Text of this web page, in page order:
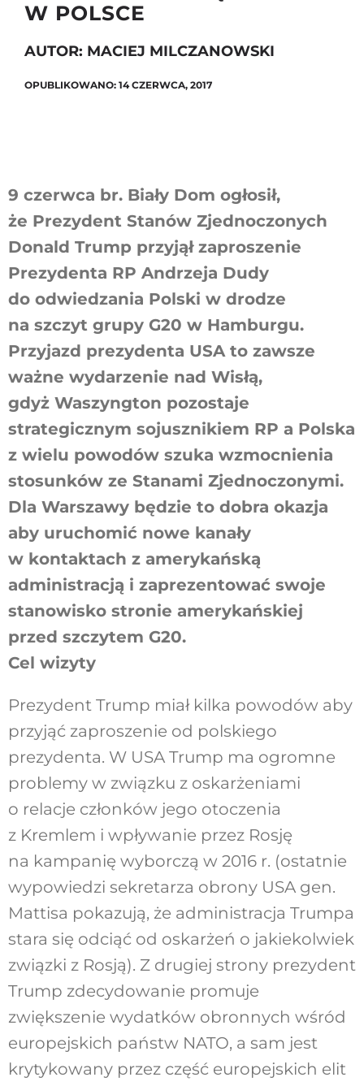
W POLSCE
AUTOR: MACIEJ MILCZANOWSKI
OPUBLIKOWANO: 14 CZERWCA, 2017
9 czerwca br. Biały Dom ogłosił,
że Prezydent Stanów Zjednoczonych
Donald Trump przyjął zaproszenie
Prezydenta RP Andrzeja Dudy
do odwiedzania Polski w drodze
na szczyt grupy G20 w Hamburgu.
Przyjazd prezydenta USA to zawsze
ważne wydarzenie nad Wisłą,
gdyż Waszyngton pozostaje
strategicznym sojusznikiem RP a Polska
z wielu powodów szuka wzmocnienia
stosunków ze Stanami Zjednoczonymi.
Dla Warszawy będzie to dobra okazja
aby uruchomić nowe kanały
w kontaktach z amerykańską
administracją i zaprezentować swoje
stanowisko stronie amerykańskiej
przed szczytem G20.
Cel wizyty
Prezydent Trump miał kilka powodów aby
przyjąć zaproszenie od polskiego
prezydenta. W USA Trump ma ogromne
problemy w związku z oskarżeniami
o relacje członków jego otoczenia
z Kremlem i wpływanie przez Rosję
na kampanię wyborczą w 2016 r. (ostatnie
wypowiedzi sekretarza obrony USA gen.
Mattisa pokazują, że administracja Trumpa
stara się odciąć od oskarżeń o jakiekolwiek
związki z Rosją). Z drugiej strony prezydent
Trump zdecydowanie promuje
zwiększenie wydatków obronnych wśród
europejskich państw NATO, a sam jest
krytykowany przez część europejskich elit